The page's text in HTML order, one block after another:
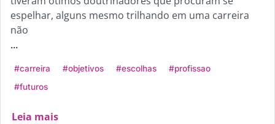
espelhar, alguns mesmo trilhando em uma carreira
não
...
#carreira #objetivos #escolhas
#profissao
#futuros
Leia mais